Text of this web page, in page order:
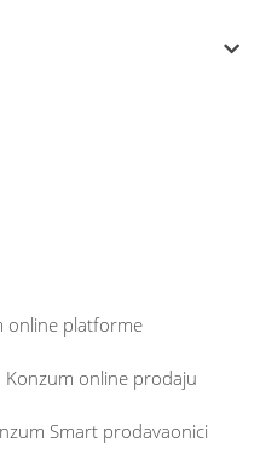
online platforme
Konzum online prodaju
Smart prodavaonici